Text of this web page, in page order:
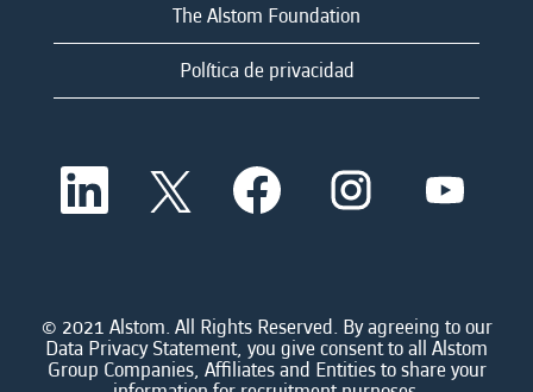
The Alstom Foundation
Política de privacidad
S
a
n
u
n
a
S
e
a
n
u
n
S
e
a
n
u
n
a
n
u
n
a
n
u
n
a
© 2021 Alstom. All Rights Reserved. By agreeing to our
Data Privacy Statement, you give consent to all Alstom
Group Companies, Affiliates and Entities to share your